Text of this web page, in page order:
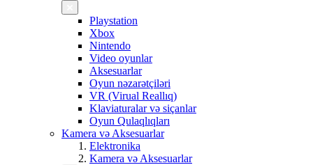
Playstation
Xbox
Nintendo
Video oyunlar
Aksesuarlar
Oyun nəzarətçiləri
VR (Virual Reallıq)
Klaviaturalar və siçanlar
Oyun Qulaqlıqları
Kamera və Aksesuarlar
Elektronika
Kamera və Aksesuarlar